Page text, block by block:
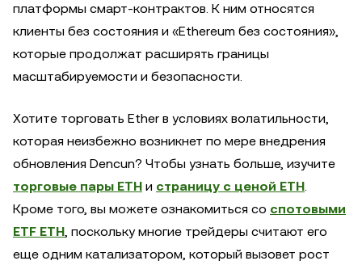
платформы смарт-контрактов. К ним относятся
клиенты без состояния и «Ethereum без состояния»,
которые продолжат расширять границы
масштабируемости и безопасности.
Хотите торговать Ether в условиях волатильности,
которая неизбежно возникнет по мере внедрения
обновления Dencun? Чтобы узнать больше, изучите
торговые пары ETH и страницу с ценой ETH.
Кроме того, вы можете ознакомиться со спотовыми
ETF ETH, поскольку многие трейдеры считают его
еще одним катализатором, который вызовет рост